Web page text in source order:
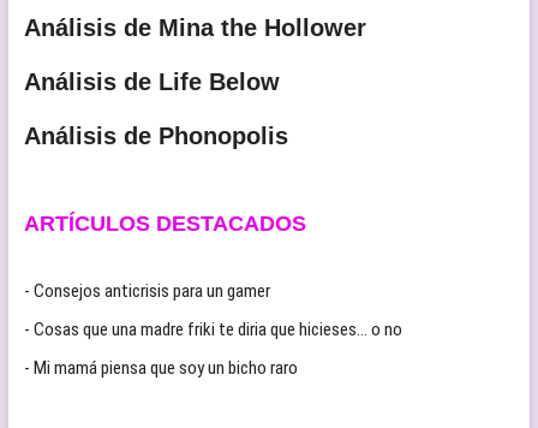
Análisis de Mina the Hollower
Análisis de Life Below
Análisis de Phonopolis
ARTÍCULOS DESTACADOS
- Consejos anticrisis para un gamer
- Cosas que una madre friki te diria que hicieses… o no
- Mi mamá piensa que soy un bicho raro